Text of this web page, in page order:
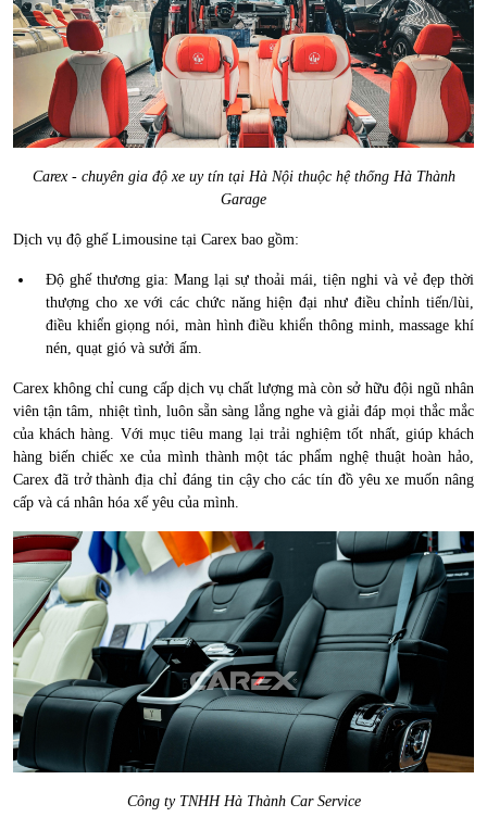
Carex - chuyên gia độ xe uy tín tại Hà Nội thuộc hệ thống Hà Thành
Garage
Dịch vụ độ ghế Limousine tại Carex bao gồm:
Độ ghế thương gia: Mang lại sự thoải mái, tiện nghi và vẻ đẹp thời
thượng cho xe với các chức năng hiện đại như điều chỉnh tiến/lùi,
điều khiển giọng nói, màn hình điều khiển thông minh, massage khí
nén, quạt gió và sưởi ấm.
Carex không chỉ cung cấp dịch vụ chất lượng mà còn sở hữu đội ngũ nhân
viên tận tâm, nhiệt tình, luôn sẵn sàng lắng nghe và giải đáp mọi thắc mắc
của khách hàng. Với mục tiêu mang lại trải nghiệm tốt nhất, giúp khách
hàng biến chiếc xe của mình thành một tác phẩm nghệ thuật hoàn hảo,
Carex đã trở thành địa chỉ đáng tin cậy cho các tín đồ yêu xe muốn nâng
cấp và cá nhân hóa xế yêu của mình.
Công ty TNHH Hà Thành Car Service